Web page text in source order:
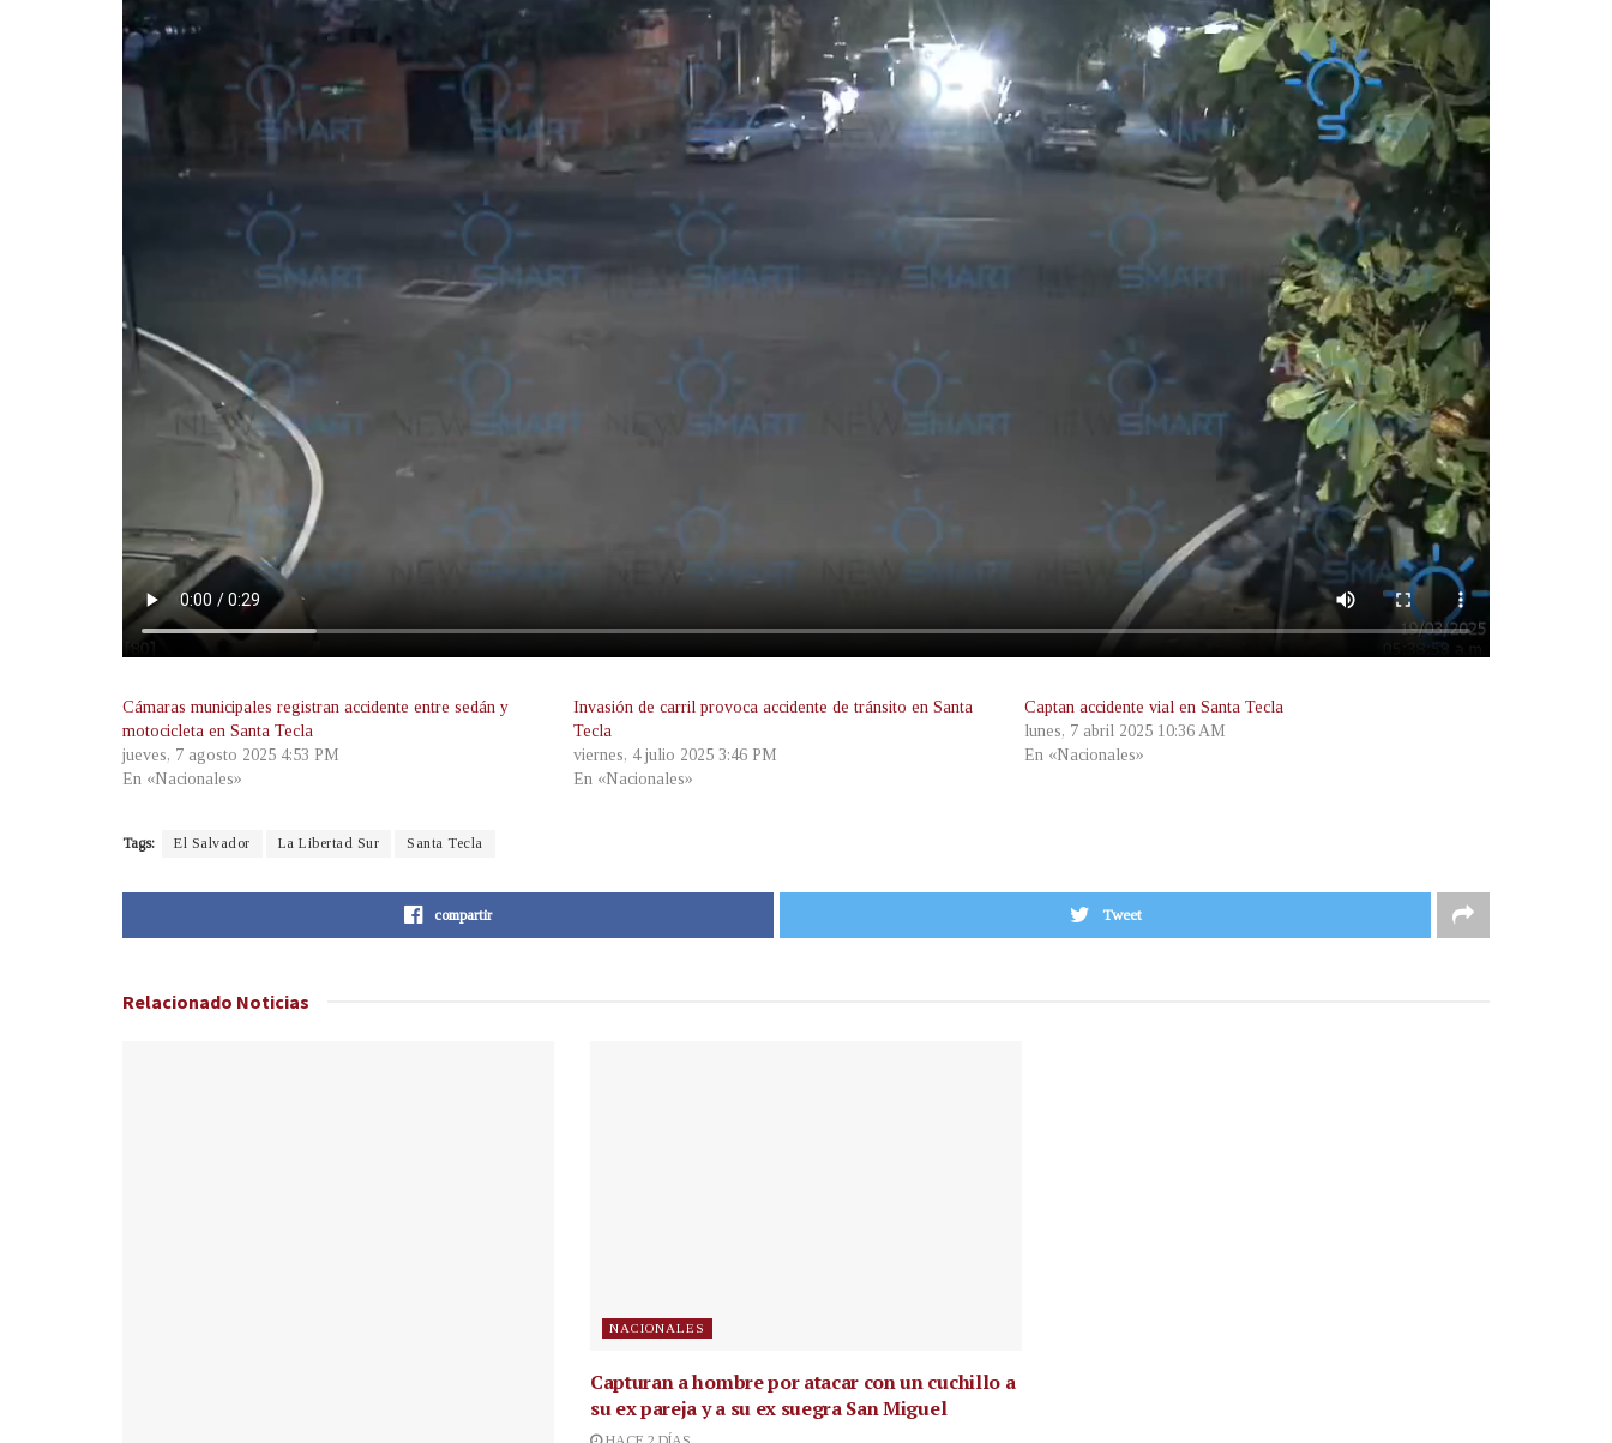
Cámaras municipales registran accidente entre sedán y
motocicleta en Santa Tecla
jueves, 7 agosto 2025 4:53 PM
En «Nacionales»
Invasión de carril provoca accidente de tránsito en Santa
Tecla
viernes, 4 julio 2025 3:46 PM
En «Nacionales»
Captan accidente vial en Santa Tecla
lunes, 7 abril 2025 10:36 AM
En «Nacionales»
Tags: El Salvador La Libertad Sur Santa Tecla
compartir Tweet
Relacionado Noticias
NACIONALES
Capturan a hombre por atacar con un cuchillo a
su ex pareja y a su ex suegra San Miguel